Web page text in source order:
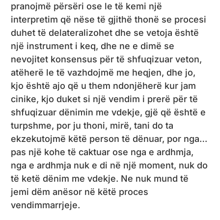
pranojmë përsëri ose le të kemi një
interpretim që nëse të gjithë thonë se procesi
duhet të delateralizohet dhe se vetoja është
një instrument i keq, dhe ne e dimë se
nevojitet konsensus për të shfuqizuar veton,
atëherë le të vazhdojmë me heqjen, dhe jo,
kjo është ajo që u them ndonjëherë kur jam
cinike, kjo duket si një vendim i prerë për të
shfuqizuar dënimin me vdekje, gjë që është e
turpshme, por ju thoni, mirë, tani do ta
ekzekutojmë këtë person të dënuar, por nga…
pas një kohe të caktuar ose nga e ardhmja,
nga e ardhmja nuk e di në një moment, nuk do
të ketë dënim me vdekje. Ne nuk mund të
jemi dëm anësor në këtë proces
vendimmarrjeje.